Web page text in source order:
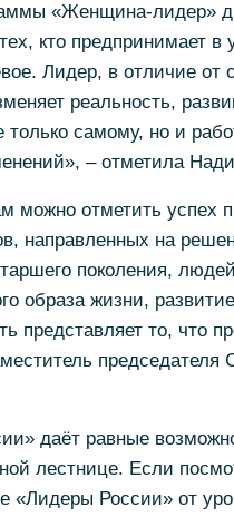
«Женщина-лидер»
кто предпринимает
Лидер, в отличие от
реальность,
самому, но и
– отметила
можно отметить успех
направленных на
поколения,
образа жизни,
представляет то, что
даёт равные
лестнице. Если
«Лидеры России» от